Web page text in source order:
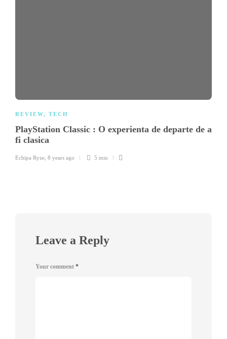
REVIEW, TECH
PlayStation Classic : O experienta de departe de a
fi clasica
Echipa Ryze 8 years ago 5 min
Leave a Reply
Your comment *